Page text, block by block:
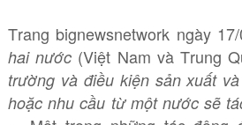
Trang bignewsnetwork ngày
hai nước (Việt Nam và Trung
trường và điều kiện sản xuất
hoặc nhu cầu từ một nước sẽ